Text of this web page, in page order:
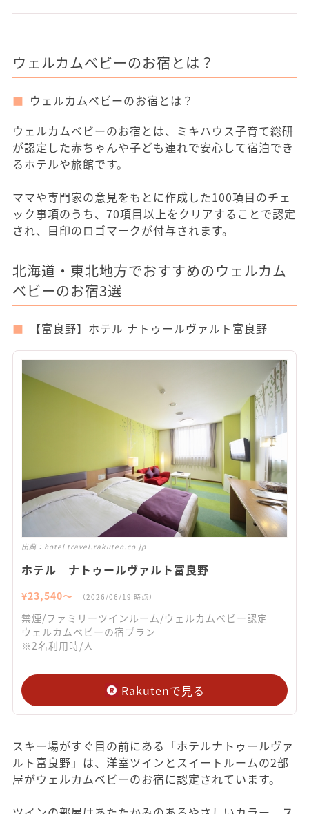
ウェルカムベビーのお宿とは？
ウェルカムベビーのお宿とは？
ウェルカムベビーのお宿とは、ミキハウス子育て総研
が認定した赤ちゃんや子ども連れで安心して宿泊でき
るホテルや旅館です。
ママや専門家の意見をもとに作成した100項目のチェ
ック事項のうち、70項目以上をクリアすることで認定
され、目印のロゴマークが付与されます。
北海道・東北地方でおすすめのウェルカム
ベビーのお宿3選
【富良野】ホテル ナトゥールヴァルト富良野
出典： hotel.travel.rakuten.co.jp
ホテル ナトゥールヴァルト富良野
¥23,540〜 （2026/06/19 時点）
禁煙/ファミリーツインルーム/ウェルカムベビー認定
ウェルカムベビーの宿プラン
※2名利用時/人
Rakutenで見る
スキー場がすぐ目の前にある「ホテルナトゥールヴァ
ルト富良野」は、洋室ツインとスイートルームの2部
屋がウェルカムベビーのお宿に認定されています。